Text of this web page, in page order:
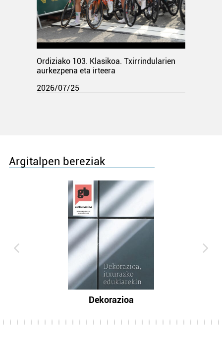
Ordiziako 103. Klasikoa. Txirrindularien
aurkezpena eta irteera
2026/07/25
Argitalpen bereziak
Dekorazioa